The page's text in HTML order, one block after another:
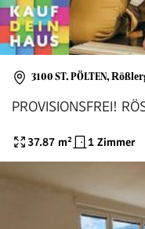
3100 ST. PÖLTEN,
PROVISIONSFREI!
37.87 m² 1 Zimmer